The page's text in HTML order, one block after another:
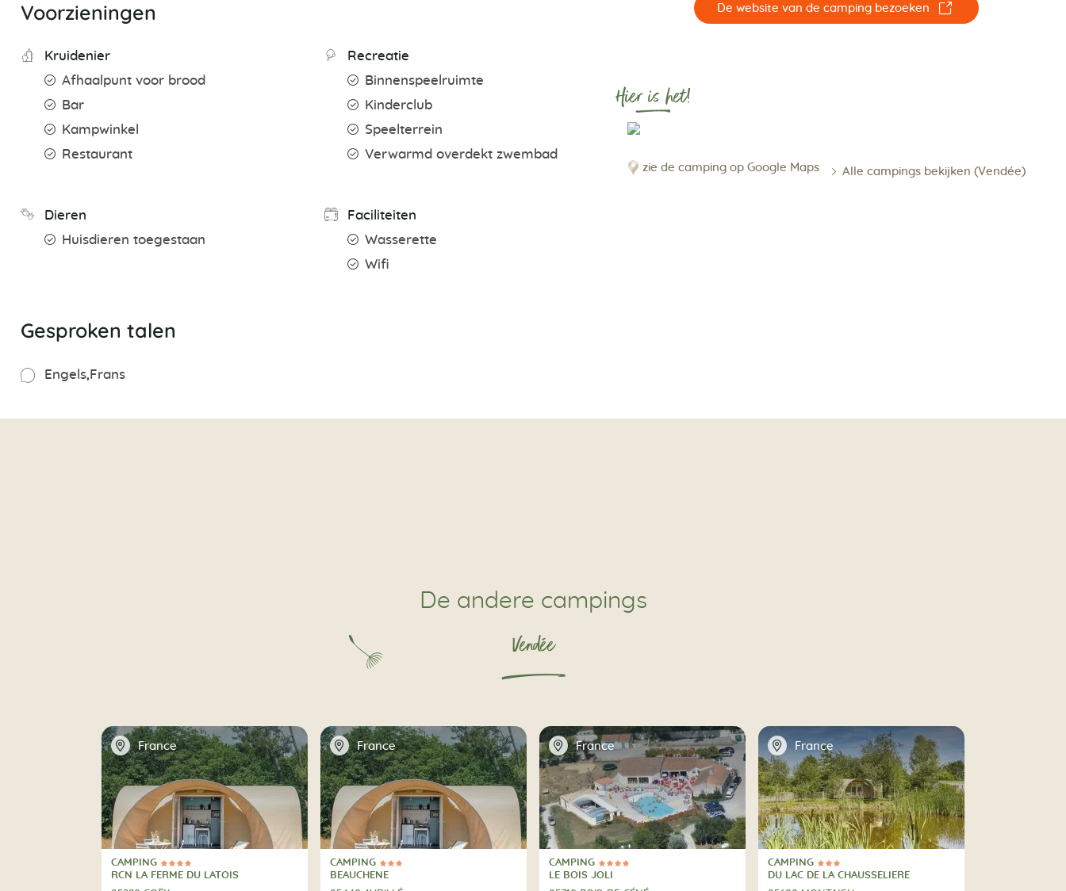
Voorzieningen
Kruidenier
Afhaalpunt voor brood
Bar
Kampwinkel
Restaurant
Recreatie
Binnenspeelruimte
Kinderclub
Speelterrein
Verwarmd overdekt zwembad
Dieren
Huisdieren toegestaan
Faciliteiten
Wasserette
Wifi
Gesproken talen
Engels Frans
De website van de camping bezoeken ☐
Hier is het!
zie de camping op Google Maps Alle campings bekijken (Vendée)
De andere campings
Vendée
📍 France
4 Sterren
CAMPING
CAMPING
RCN LA FERME DU LATOIS
📍 France
3 Sterren
CAMPING
CAMPING
BEAUCHENE
📍 France
4 Sterren
CAMPING
CAMPING
LE BOIS JOLI
📍 France
3 Sterren
CAMPING
CAMPING
DU LAC DE LA CHAUSSELIERE